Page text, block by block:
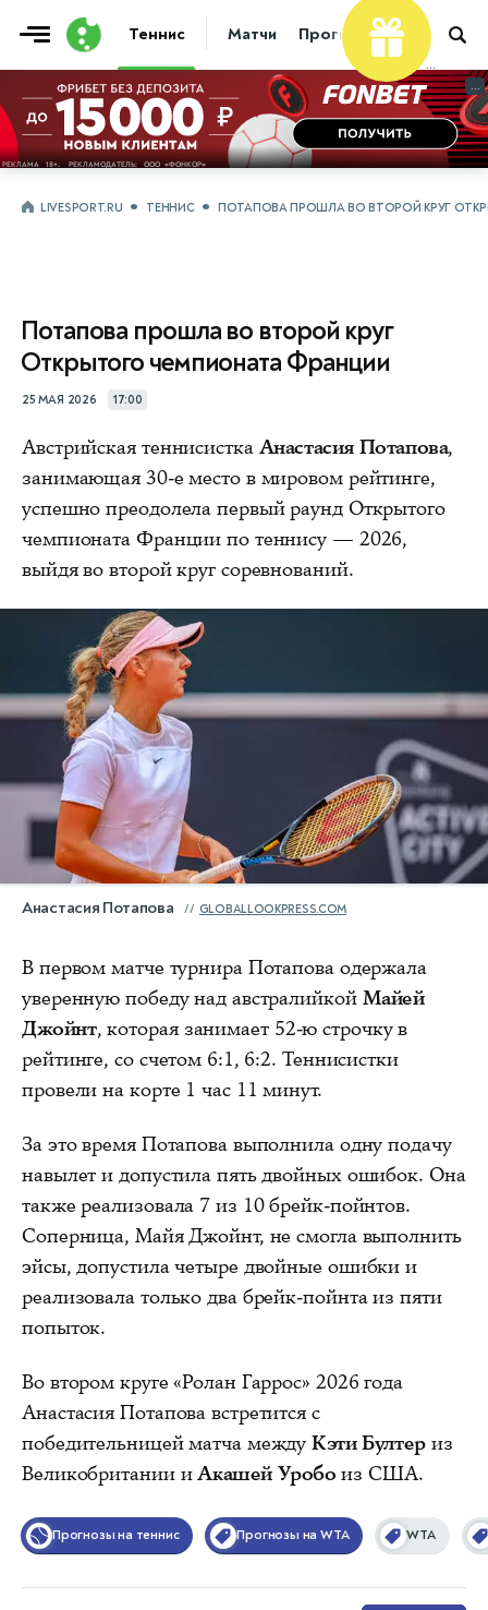
Теннис Матчи Прогнозы Новости
...
...
LIVESPORT.RU ТЕННИС ПОТАПОВА ПРОШЛА ВО ВТОРОЙ КРУГ
Потапова прошла во второй круг
Открытого чемпионата Франции
25 МАЯ 2026 17:00
Австрийская теннисистка Анастасия Потапова,
занимающая 30-е место в мировом рейтинге,
успешно преодолела первый раунд Открытого
чемпионата Франции по теннису — 2026,
выйдя во второй круг соревнований.
Анастасия Потапова GLOBALLOOKPRESS.COM
В первом матче турнира Потапова одержала
уверенную победу над австралийкой Майей
Джойнт, которая занимает 52-ю строчку в
рейтинге, со счетом 6:1, 6:2. Теннисистки
провели на корте 1 час 11 минут.
За это время Потапова выполнила одну подачу
навылет и допустила пять двойных ошибок. Она
также реализовала 7 из 10 брейк-пойнтов.
Соперница, Майя Джойнт, не смогла выполнить
эйсы, допустила четыре двойные ошибки и
реализовала только два брейк-пойнта из пяти
попыток.
Во втором круге «Ролан Гаррос» 2026 года
Анастасия Потапова встретится с
победительницей матча междуКэти Бултериз
Великобритании иАкашей Уробо из США.
Прогнозы на теннис Прогнозы на WTA WTA